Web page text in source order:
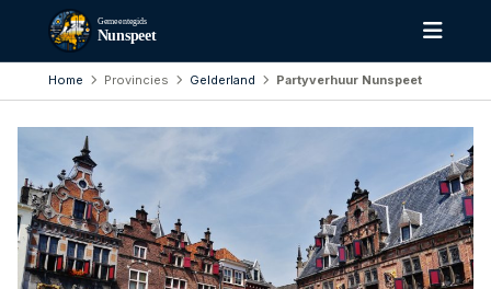
Gemeentegids
Nunspeet
Home Provincies Gelderland Partyverhuur Nunspeet